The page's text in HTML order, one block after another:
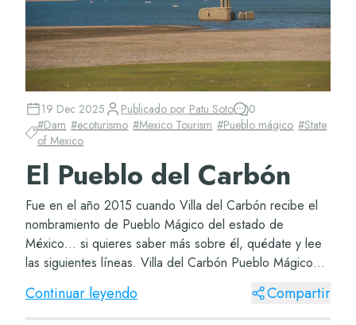
19 Dec 2025 Publicado por Patu Soto
0
#Dam #ecoturismo #Mexico Tourism #Pueblo mágico #State
of Mexico
El Pueblo del Carbón
Fue en el año 2015 cuando Villa del Carbón recibe el
nombramiento de Pueblo Mágico del estado de
México… si quieres saber más sobre él, quédate y lee
las siguientes líneas. Villa del Carbón Pueblo Mágico
Sabrás que México está lleno de pueblos...
Continuar leyendo Compartir